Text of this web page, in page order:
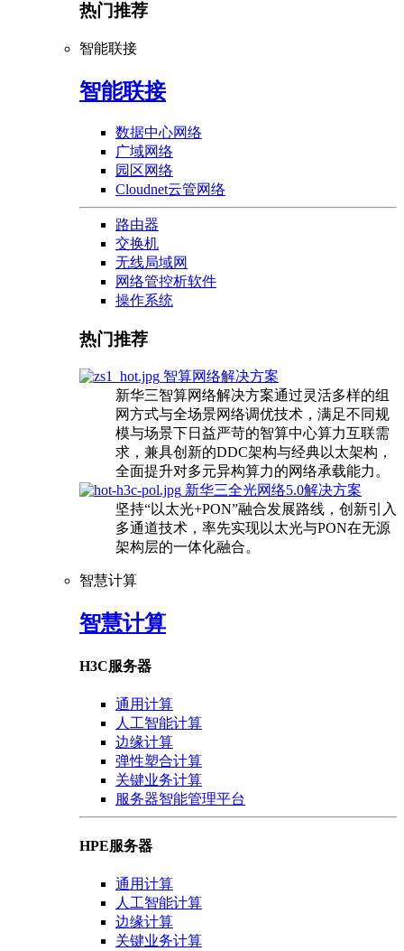
热门推荐
智能联接
智能联接
数据中心网络
广域网络
园区网络
Cloudnet云管网络
路由器
交换机
无线局域网
网络管控析软件
操作系统
热门推荐
智算网络解决方案
新华三智算网络解决方案通过灵活多样的组
网方式与全场景网络调优技术，满足不同规
模与场景下日益严苛的智算中心算力互联需
求，兼具创新的DDC架构与经典以太架构，
全面提升对多元异构算力的网络承载能力。
新华三全光网络5.0解决方案
坚持“以太光+PON”融合发展路线，创新引入
多通道技术，率先实现以太光与PON在无源
架构层的一体化融合。
智慧计算
智慧计算
H3C服务器
通用计算
人工智能计算
边缘计算
弹性塑合计算
关键业务计算
服务器智能管理平台
HPE服务器
通用计算
人工智能计算
边缘计算
关键业务计算